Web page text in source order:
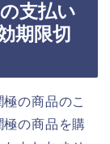
支払い
期限切
の商品のこ
極の商品を購